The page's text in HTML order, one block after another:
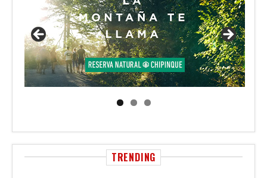
TRENDING